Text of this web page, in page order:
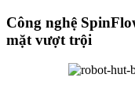
Công nghệ
mặt vượt trội